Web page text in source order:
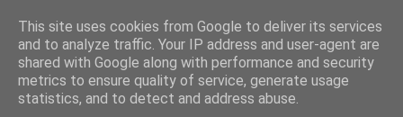
This site uses cookies from Google to deliver its services
and to analyze traffic. Your IP address and user-agent are
shared with Google along with performance and security
metrics to ensure quality of service, generate usage
statistics, and to detect and address abuse.